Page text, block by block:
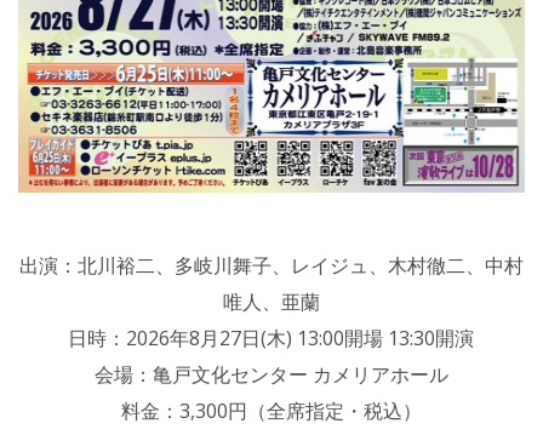
出演：北川裕二、多岐川舞子、レイジュ、木村徹二、中村
唯人、亜蘭
日時：2026年8月27日(木) 13:00開場 13:30開演
会場：亀戸文化センター カメリアホール
料金：3,300円（全席指定・税込）